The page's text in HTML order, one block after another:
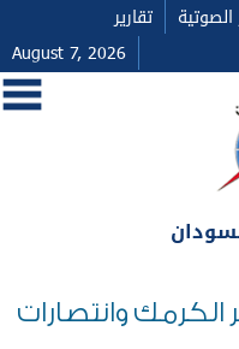
الصوتية
تقارير
August 7, 2026
الكرمك وانتصارات